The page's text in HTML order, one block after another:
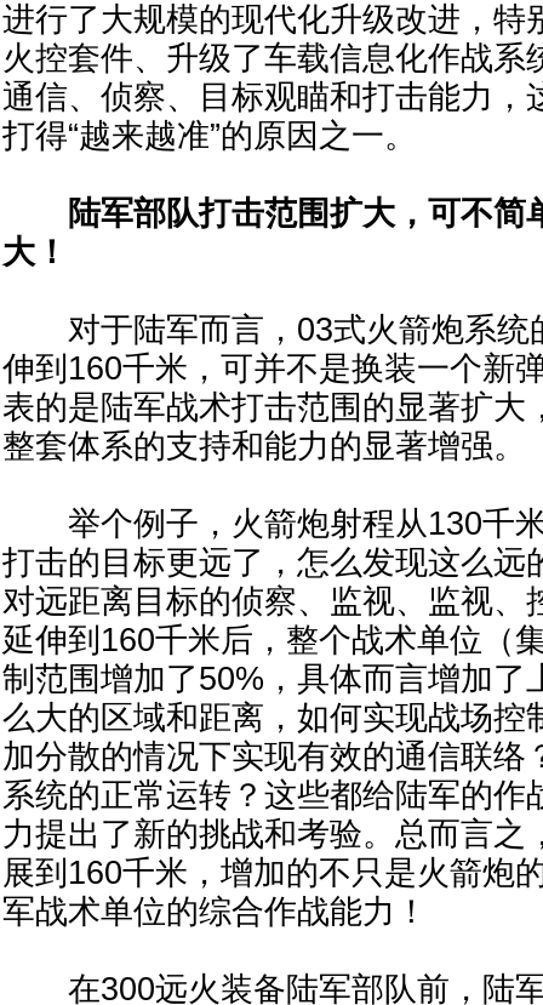
进行了大规模的现代化升级改进，特
火控套件、升级了车载信息化作战系
通信、侦察、目标观瞄和打击能力，
打得“越来越准”的原因之一。
陆军部队打击范围扩大，可不简
大！
对于陆军而言，03式火箭炮系统
伸到160千米，可并不是换装一个新
表的是陆军战术打击范围的显著扩大
整套体系的支持和能力的显著增强。
举个例子，火箭炮射程从130千
打击的目标更远了，怎么发现这么远
对远距离目标的侦察、监视、监视、
延伸到160千米后，整个战术单位（
制范围增加了50%，具体而言增加了
么大的区域和距离，如何实现战场控
加分散的情况下实现有效的通信联络
系统的正常运转？这些都给陆军的作
力提出了新的挑战和考验。总而言之
展到160千米，增加的不只是火箭炮
军战术单位的综合作战能力！
在300远火装备陆军部队前，陆